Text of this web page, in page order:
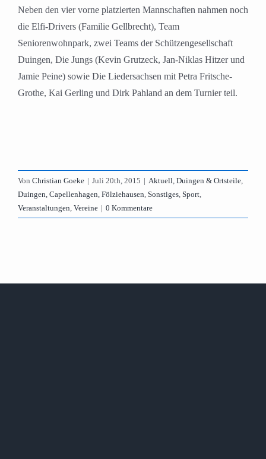
Neben den vier vorne platzierten Mannschaften nahmen noch
die Elfi-Drivers (Familie Gellbrecht), Team
Seniorenwohnpark, zwei Teams der Schützengesellschaft
Duingen, Die Jungs (Kevin Grutzeck, Jan-Niklas Hitzer und
Jamie Peine) sowie Die Liedersachsen mit Petra Fritsche-
Grothe, Kai Gerling und Dirk Pahland an dem Turnier teil.
Von Christian Goeke | Juli 20th, 2015 | Aktuell, Duingen & Ortsteile,
Duingen, Capellenhagen, Fölziehausen, Sonstiges, Sport,
Veranstaltungen, Vereine | 0 Kommentare